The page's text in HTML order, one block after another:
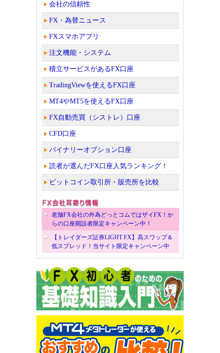
会社の信頼性
FX・為替ニュース
FXスマホアプリ
注文機能・システム
積立サービスがあるFX口座
TradingViewを使えるFX口座
MT4やMT5を使えるFX口座
FX自動売買（シストレ）口座
CFD口座
バイナリーオプション口座
読者が選んだFX口座人気ランキング！
ビットコイン取引所・販売所を比較
老舗FX会社の外為どっとコムではザイFX！か
らの口座開設者限定キャンペーン中！
【トレイダーズ証券LIGHT FX】高スワップ＆
低スプレッド！当サイト限定キャンペーン中